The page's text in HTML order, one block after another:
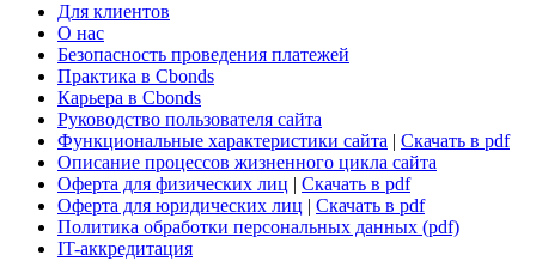
Для клиентов
О нас
Безопасность проведения платежей
Практика в Cbonds
Карьера в Cbonds
Руководство пользователя сайта
Функциональные характеристики сайта | Скачать в pdf
Описание процессов жизненного цикла сайта
Оферта для физических лиц | Скачать в pdf
Оферта для юридических лиц | Скачать в pdf
Политика обработки персональных данных (pdf)
IT-аккредитация